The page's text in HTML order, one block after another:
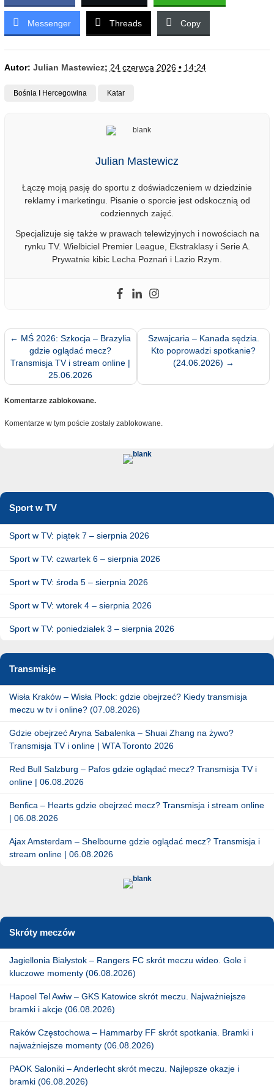
Messenger Threads Copy
Autor: Julian Mastewicz; 24 czerwca 2026 • 14:24
Bośnia I Hercegowina Katar
Julian Mastewicz
Łączę moją pasję do sportu z doświadczeniem w dziedzinie
reklamy i marketingu. Pisanie o sporcie jest odskocznią od
codziennych zajęć.
Specjalizuje się także w prawach telewizyjnych i nowościach na
rynku TV. Wielbiciel Premier League, Ekstraklasy i Serie A.
Prywatnie kibic Lecha Poznań i Lazio Rzym.
← MŚ 2026: Szkocja – Brazylia
gdzie oglądać mecz?
Transmisja TV i stream online |
25.06.2026
Szwajcaria – Kanada sędzia.
Kto poprowadzi spotkanie?
(24.06.2026) →
Komentarze zablokowane.
Komentarze w tym poście zostały zablokowane.
Sport w TV
Sport w TV: piątek 7 – sierpnia 2026
Sport w TV: czwartek 6 – sierpnia 2026
Sport w TV: środa 5 – sierpnia 2026
Sport w TV: wtorek 4 – sierpnia 2026
Sport w TV: poniedziałek 3 – sierpnia 2026
Transmisje
Wisła Kraków – Wisła Płock: gdzie obejrzeć? Kiedy transmisja
meczu w tv i online? (07.08.2026)
Gdzie obejrzeć Aryna Sabalenka – Shuai Zhang na żywo?
Transmisja TV i online | WTA Toronto 2026
Red Bull Salzburg – Pafos gdzie oglądać mecz? Transmisja TV i
online | 06.08.2026
Benfica – Hearts gdzie obejrzeć mecz? Transmisja i stream online
| 06.08.2026
Ajax Amsterdam – Shelbourne gdzie oglądać mecz? Transmisja i
stream online | 06.08.2026
Skróty meczów
Jagiellonia Białystok – Rangers FC skrót meczu wideo. Gole i
kluczowe momenty (06.08.2026)
Hapoel Tel Awiw – GKS Katowice skrót meczu. Najważniejsze
bramki i akcje (06.08.2026)
Raków Częstochowa – Hammarby FF skrót spotkania. Bramki i
najważniejsze momenty (06.08.2026)
PAOK Saloniki – Anderlecht skrót meczu. Najlepsze okazje i
bramki (06.08.2026)